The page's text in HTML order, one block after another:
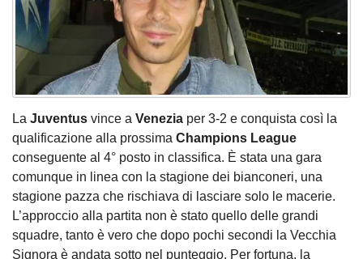
La Juventus vince a Venezia per 3-2 e conquista così la
qualificazione alla prossima Champions League
conseguente al 4° posto in classifica. È stata una gara
comunque in linea con la stagione dei bianconeri, una
stagione pazza che rischiava di lasciare solo le macerie.
L’approccio alla partita non è stato quello delle grandi
squadre, tanto è vero che dopo pochi secondi la Vecchia
Signora è andata sotto nel punteggio. Per fortuna, la